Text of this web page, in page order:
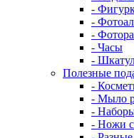
-
-
-
- Часы
-
Полезные
-
- Мыло
-
- Ножи